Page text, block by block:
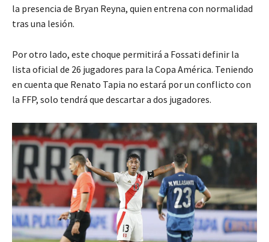
la presencia de Bryan Reyna, quien entrena con normalidad
tras una lesión.
Por otro lado, este choque permitirá a Fossati definir la
lista oficial de 26 jugadores para la Copa América. Teniendo
en cuenta que Renato Tapia no estará por un conflicto con
la FFP, solo tendrá que descartar a dos jugadores.